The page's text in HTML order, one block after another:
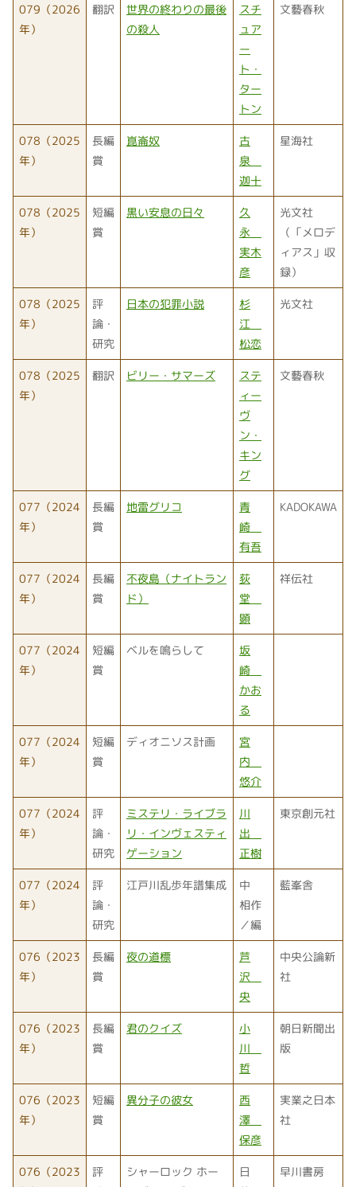
079（2026
年）
翻訳
世界の終わりの最後
の殺人
スチ
ュア
ー
ト・
ター
トン
文藝春秋
078（2025
年）
長編
賞
崑崙奴
古
泉
迦十
星海社
078（2025
年）
短編
賞
黒い安息の日々
久
永
実木
彦
光文社
（「メロデ
ィアス」収
録）
078（2025
年）
評
論・
研究
日本の犯罪小説
杉
江
松恋
光文社
078（2025
年）
翻訳 ビリー・サマーズ
ステ
ィー
ヴ
ン・
キン
グ
文藝春秋
077（2024
年）
長編
賞
地雷グリコ
青
崎
有吾
KADOKAWA
077（2024
年）
長編
賞
不夜島（ナイトラン
ド）
荻
堂
顕
祥伝社
077（2024
年）
短編
賞
ベルを鳴らして
坂
崎
かお
る
077（2024
年）
短編
賞
ディオニソス計画
宮
内
悠介
077（2024
年）
評
論・
研究
ミステリ・ライブラ
リ・インヴェスティ
ゲーション
川
出
正樹
東京創元社
077（2024
年）
評
論・
研究
江戸川乱歩年譜集成
中
相作
／編
藍峯舎
076（2023
年）
長編
賞
夜の道標
芦
沢
央
中央公論新
社
076（2023
年）
長編
賞
君のクイズ
小
川
哲
朝日新聞出
版
076（2023
年）
短編
賞
異分子の彼女
西
澤
保彦
実業之日本
社
076（2023
評
シャーロック ホー
日
早川書房